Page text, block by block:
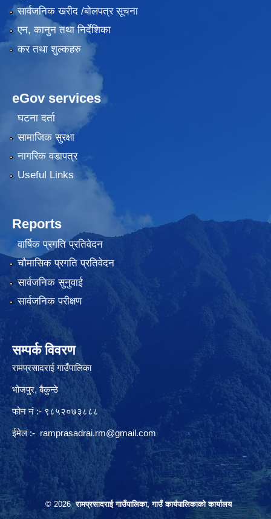
सार्वजनिक खरीद /बोलपत्र सूचना
एन, कानुन तथा निर्देशिका
कर तथा शुल्कहरु
eGov services
घटना दर्ता
सामाजिक सुरक्षा
नागरिक वडापत्र
Useful Links
Reports
वार्षिक प्रगति प्रतिवेदन
चौमासिक प्रगति प्रतिवेदन
सार्वजनिक सुनुवाई
सार्वजनिक परीक्षण
सम्पर्क विवरण
रामप्रसादराई गाउँपालिका
भोजपुर, बैकुन्ठे
फोन नं :- ९८५२०७३८८८
ईमेल :-ramprasadrai.rm@gmail.com
© 2026रामप्रसादराई गाउँपालिका, गाउँ कार्यपालिकाको कार्यालय